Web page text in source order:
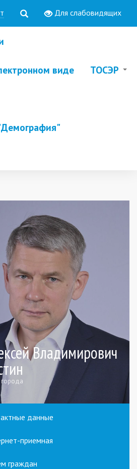
Для слабовидящих
виде ТОСЭР
Владимирович
города
данные
приемная
граждан